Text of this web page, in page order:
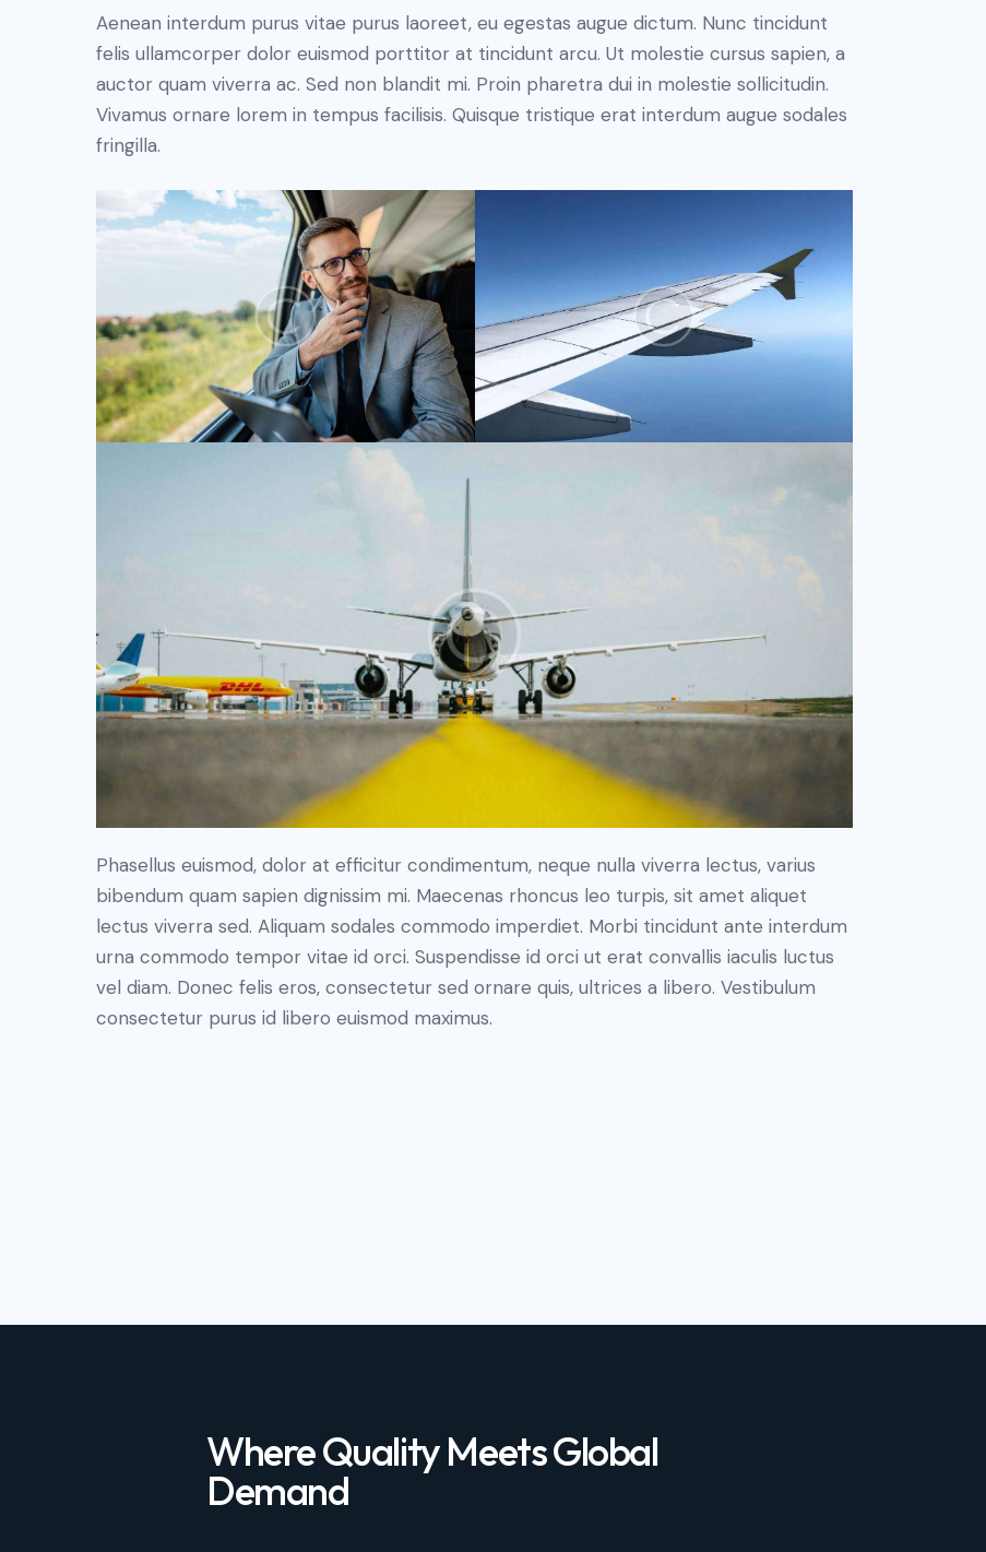
Aenean interdum purus vitae purus laoreet, eu egestas augue dictum. Nunc tincidunt
felis ullamcorper dolor euismod porttitor at tincidunt arcu. Ut molestie cursus sapien, a
auctor quam viverra ac. Sed non blandit mi. Proin pharetra dui in molestie sollicitudin.
Vivamus ornare lorem in tempus facilisis. Quisque tristique erat interdum augue sodales
fringilla.
Phasellus euismod, dolor at efficitur condimentum, neque nulla viverra lectus, varius
bibendum quam sapien dignissim mi. Maecenas rhoncus leo turpis, sit amet aliquet
lectus viverra sed. Aliquam sodales commodo imperdiet. Morbi tincidunt ante interdum
urna commodo tempor vitae id orci. Suspendisse id orci ut erat convallis iaculis luctus
vel diam. Donec felis eros, consectetur sed ornare quis, ultrices a libero. Vestibulum
consectetur purus id libero euismod maximus.
Where Quality Meets Global
Demand